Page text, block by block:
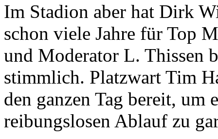
Im Stadion aber hat Dirk
schon viele Jahre für Top
und Moderator L. Thissen
stimmlich. Platzwart Tim
den ganzen Tag bereit, um
reibungslosen Ablauf zu